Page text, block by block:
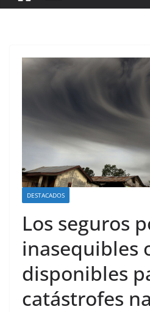
DESTACADOS
Los seguros
inasequibles
disponibles
catástrofes